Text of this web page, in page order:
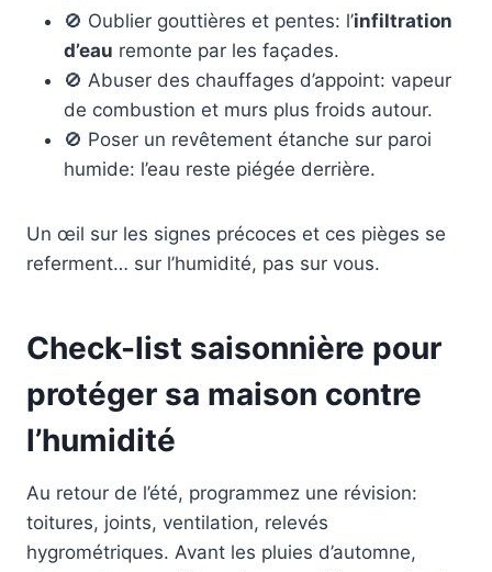
🚫 Oublier gouttières et pentes: l’infiltration
d’eau remonte par les façades.
🚫 Abuser des chauffages d’appoint: vapeur
de combustion et murs plus froids autour.
🚫 Poser un revêtement étanche sur paroi
humide: l’eau reste piégée derrière.
Un œil sur les signes précoces et ces pièges se
referment… sur l’humidité, pas sur vous.
Check-list saisonnière pour
protéger sa maison contre
l’humidité
Au retour de l’été, programmez une révision:
toitures, joints, ventilation, relevés
hygrométriques. Avant les pluies d’automne,